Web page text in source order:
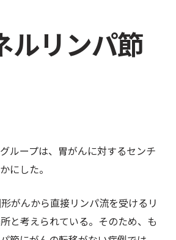
ルリンパ節
ループは、胃がんに対するセンチ
にした。
がんから直接リンパ流を受けるリ
と考えられている。そのため、も